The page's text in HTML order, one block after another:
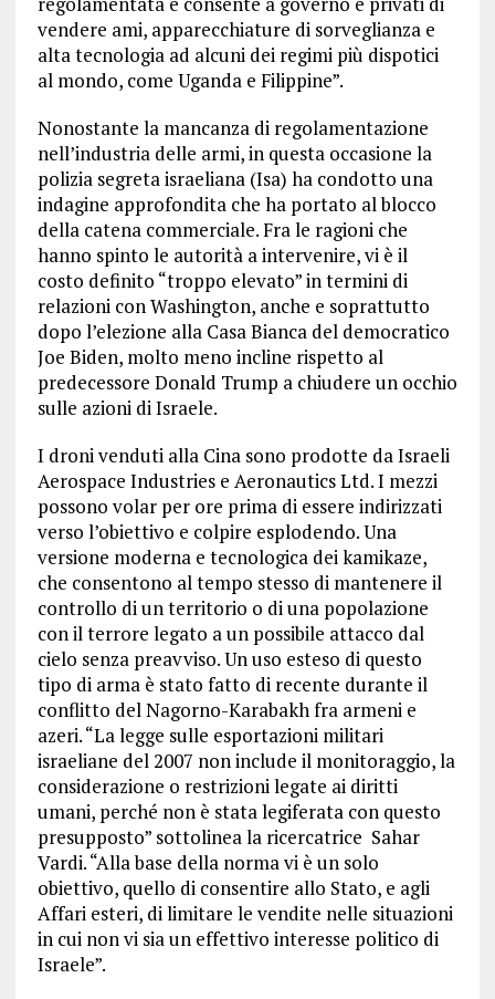
vendere ami, apparecchiature di sorveglianza e
alta tecnologia ad alcuni dei regimi più dispotici
al mondo, come Uganda e Filippine”.
Nonostante la mancanza di regolamentazione
nell’industria delle armi, in questa occasione la
polizia segreta israeliana (Isa) ha condotto una
indagine approfondita che ha portato al blocco
della catena commerciale. Fra le ragioni che
hanno spinto le autorità a intervenire, vi è il
costo definito “troppo elevato” in termini di
relazioni con Washington, anche e soprattutto
dopo l’elezione alla Casa Bianca del democratico
Joe Biden, molto meno incline rispetto al
predecessore Donald Trump a chiudere un occhio
sulle azioni di Israele.
I droni venduti alla Cina sono prodotte da Israeli
Aerospace Industries e Aeronautics Ltd. I mezzi
possono volar per ore prima di essere indirizzati
verso l’obiettivo e colpire esplodendo. Una
versione moderna e tecnologica dei kamikaze,
che consentono al tempo stesso di mantenere il
controllo di un territorio o di una popolazione
con il terrore legato a un possibile attacco dal
cielo senza preavviso. Un uso esteso di questo
tipo di arma è stato fatto di recente durante il
conflitto del Nagorno-Karabakh fra armeni e
azeri. “La legge sulle esportazioni militari
israeliane del 2007 non include il monitoraggio, la
considerazione o restrizioni legate ai diritti
umani, perché non è stata legiferata con questo
presupposto” sottolinea la ricercatrice Sahar
Vardi. “Alla base della norma vi è un solo
obiettivo, quello di consentire allo Stato, e agli
Affari esteri, di limitare le vendite nelle situazioni
in cui non vi sia un effettivo interesse politico di
Israele”.